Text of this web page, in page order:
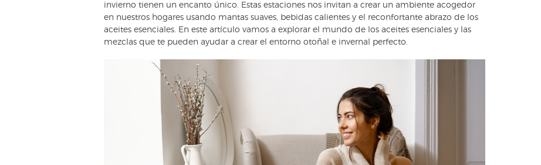
invierno tienen un encanto único. Estas estaciones nos invitan a crear un ambiente acogedor
en nuestros hogares usando mantas suaves, bebidas calientes y el reconfortante abrazo de los
aceites esenciales. En este artículo vamos a explorar el mundo de los aceites esenciales y las
mezclas que te pueden ayudar a crear el entorno otoñal e invernal perfecto.